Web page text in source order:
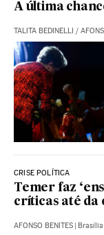
A última
TALITA BEDINELLI /
CRISE POLÍTICA
Temer faz
críticas até da
AFONSO BENITES | Brasília